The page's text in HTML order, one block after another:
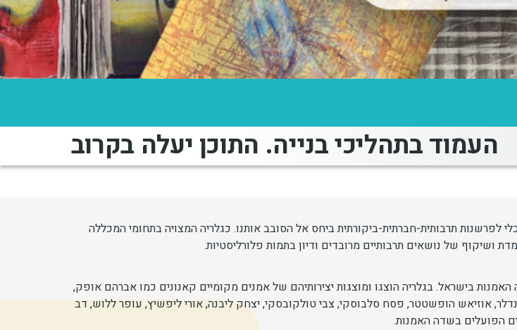
העמוד בתהליכי בנייה. התוכן יעלה בקרוב
לפרשנות תרבותית-חברתית-ביקורתית ביחס אל הסובב אותנו. כגלריה המצויה בתחומי המכללה
ושיקוף של נושאים תרבותיים מרובדים ודיון בתמות פלורליסטיות.
בישראל. בגלריה הוצגו ומוצגות יצירותיהם של אמנים מקומיים קאנונים כמו אברהם אופק,
אוזיאש הופשטטר, פסח סלבוסקי, צבי טולקובסקי, יצחק ליבנה, אורי ליפשיץ, עופר ללוש, דב
הפועלים בשדה האמנות.